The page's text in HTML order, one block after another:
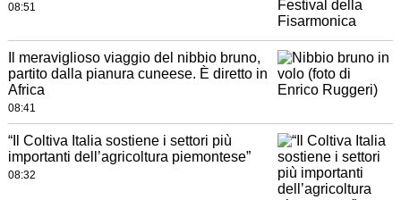
08:51
Il meraviglioso viaggio del nibbio bruno,
partito dalla pianura cuneese. È diretto in
Africa
08:41
“Il Coltiva Italia sostiene i settori più
importanti dell’agricoltura piemontese”
08:32